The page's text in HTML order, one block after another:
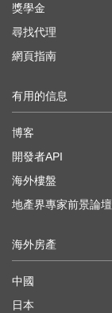
獎學金
尋找代理
網頁指南
有用的信息
博客
開發者API
海外樓盤
地產界專家前景論壇
海外房產
中國
日本